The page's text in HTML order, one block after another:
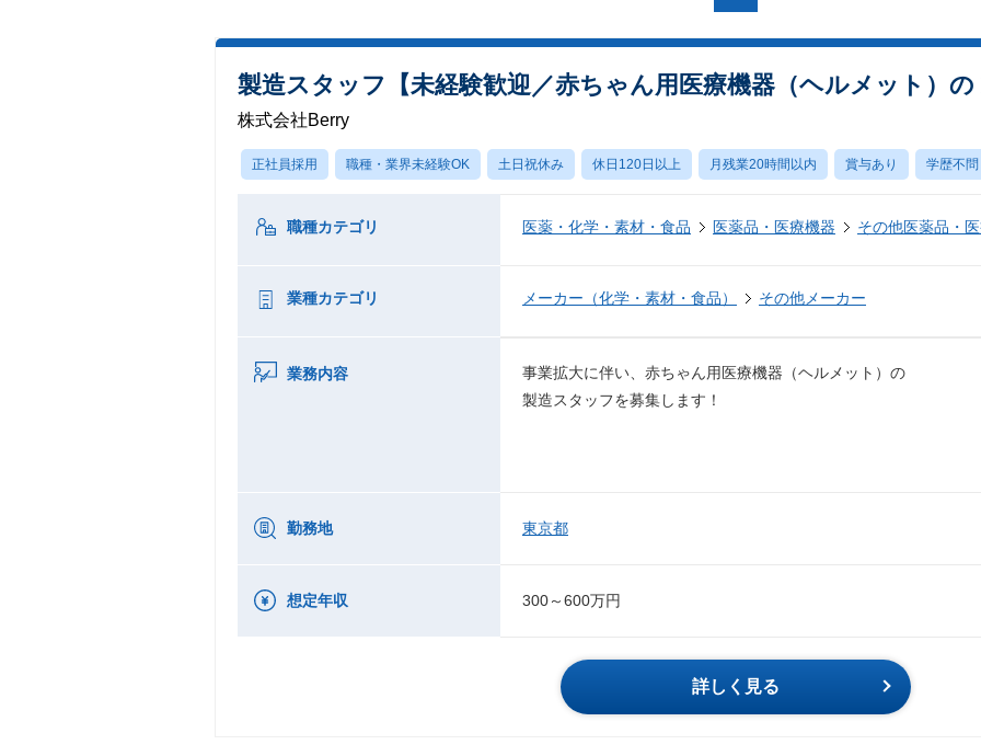
製造スタッフ【未経験歓迎／赤ちゃん用医療機器（ヘルメット）の
株式会社Berry
正社員採用 職種・業界未経験OK 土日祝休み 休日120日以上 月残業20時間以内 賞与あり 学歴不問
職種カテゴリ 医薬・化学・素材・食品 医薬品・医療機器 その他医薬品・
業種カテゴリ メーカー（化学・素材・食品） その他メーカー
業務内容
事業拡大に伴い、赤ちゃん用医療機器（ヘルメット）の
製造スタッフを募集します！
勤務地 東京都
想定年収 300～600万円
詳しく見る